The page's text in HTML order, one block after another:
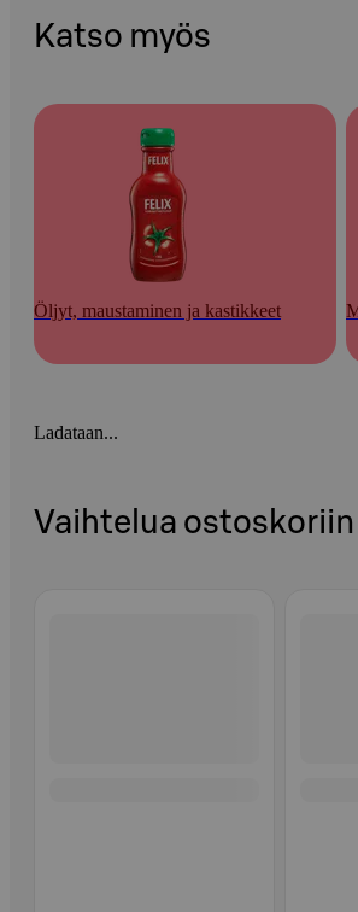
Katso myös
Öljyt, maustaminen ja kastikkeet
Ladataan...
Vaihtelua ostoskoriin